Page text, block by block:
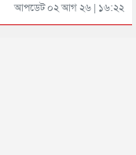
আপডেট ০২ আগ ২৬ | ১৬:২২